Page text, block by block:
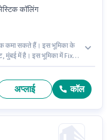
कॉलिंग
कमा सकते हैं। इस भूमिका के
मुंबई में है। इस भूमिका में Fixed
अप्लाई कॉल